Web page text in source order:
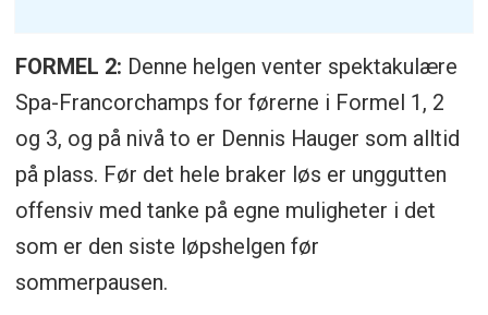
FORMEL 2: Denne helgen venter spektakulære
Spa-Francorchamps for førerne i Formel 1, 2
og 3, og på nivå to er Dennis Hauger som alltid
på plass. Før det hele braker løs er unggutten
offensiv med tanke på egne muligheter i det
som er den siste løpshelgen før
sommerpausen.